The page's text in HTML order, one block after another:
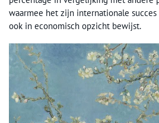
waarmee het zijn internationale
ook in economisch opzicht bewijst.